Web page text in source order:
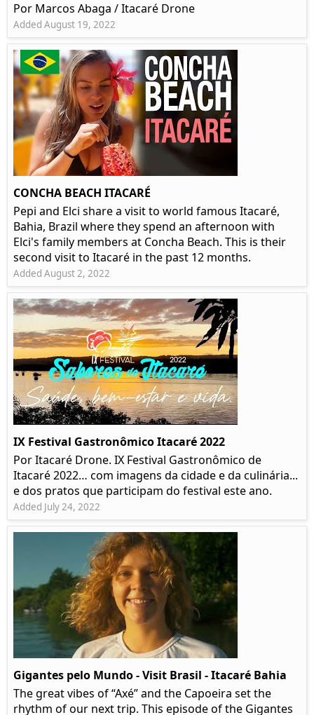
Por Marcos Abaga / Itacaré Drone
Added August 19, 2022
CONCHA BEACH ITACARÉ
Pepi and Elci share a visit to world famous Itacaré,
Bahia, Brazil where they spend an afternoon with
Elci's family members at Concha Beach. This is their
second visit to Itacaré in the past 12 months.
Added August 2, 2022
IX Festival Gastronômico Itacaré 2022
Por Itacaré Drone. IX Festival Gastronômico de
Itacaré 2022… com imagens da cidade e da culinária...
e dos pratos que participam do festival este ano.
Added July 24, 2022
Gigantes pelo Mundo - Visit Brasil - Itacaré Bahia
The great vibes of “Axé” and the Capoeira set the
rhythm of our next trip. This episode of the Gigantes